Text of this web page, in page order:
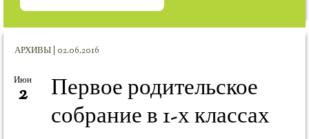
АРХИВЫ | 02.06.2016
Первое родительское
собрание в 1-х классах
Июн
2